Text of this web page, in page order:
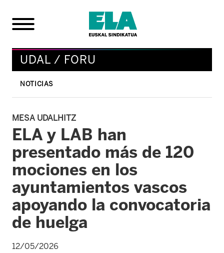
UDAL / FORU
NOTICIAS
MESA UDALHITZ
ELA y LAB han
presentado más de 120
mociones en los
ayuntamientos vascos
apoyando la convocatoria
de huelga
12/05/2026